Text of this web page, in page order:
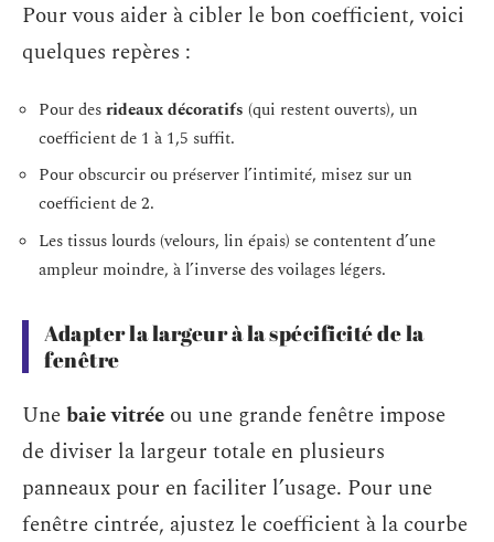
Pour vous aider à cibler le bon coefficient, voici
quelques repères :
Pour desrideaux décoratifs (qui restent ouverts), un
coefficient de 1 à 1,5 suffit.
Pour obscurcir ou préserver l’intimité, misez sur un
coefficient de 2.
Les tissus lourds (velours, lin épais) se contentent d’une
ampleur moindre, à l’inverse des voilages légers.
Adapter la largeur à la spécificité de la
fenêtre
Unebaie vitrée ou une grande fenêtre impose
de diviser la largeur totale en plusieurs
panneaux pour en faciliter l’usage. Pour une
fenêtre cintrée, ajustez le coefficient à la courbe